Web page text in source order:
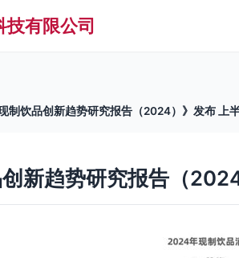
有限公司
现制饮品创新趋势研究报告（2024）》发布 上
创新趋势研究报告（